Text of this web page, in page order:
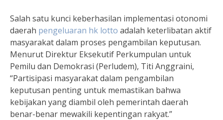
Salah satu kunci keberhasilan implementasi otonomi
daerah pengeluaran hk lotto adalah keterlibatan aktif
masyarakat dalam proses pengambilan keputusan.
Menurut Direktur Eksekutif Perkumpulan untuk
Pemilu dan Demokrasi (Perludem), Titi Anggraini,
“Partisipasi masyarakat dalam pengambilan
keputusan penting untuk memastikan bahwa
kebijakan yang diambil oleh pemerintah daerah
benar-benar mewakili kepentingan rakyat.”